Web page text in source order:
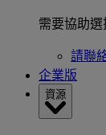
需要協助
請聯
企業版
資源